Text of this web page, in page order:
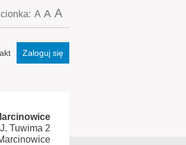
A A A
Zaloguj się
J. Tuwima 2